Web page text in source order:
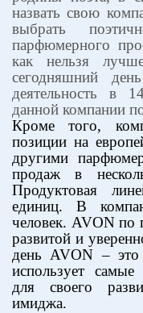
назвать свою
выбрать
парфюмерного
как нельзя
сегодняшний
деятельность в
данной компании
Кроме того,
позиции на
другими
продаж в
Продуктовая
единиц. В
человек. AVONпо
развитой и
деньAVON – это
использует
для своего
имиджа.